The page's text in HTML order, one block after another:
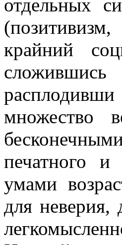
отдельных
крайний
сложившись
множество
печатного и
умами
для неверия,